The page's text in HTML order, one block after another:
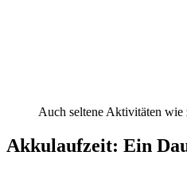
Auch seltene Aktivitäten wie
Akkulaufzeit: Ein